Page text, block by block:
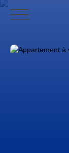
ACCUEIL